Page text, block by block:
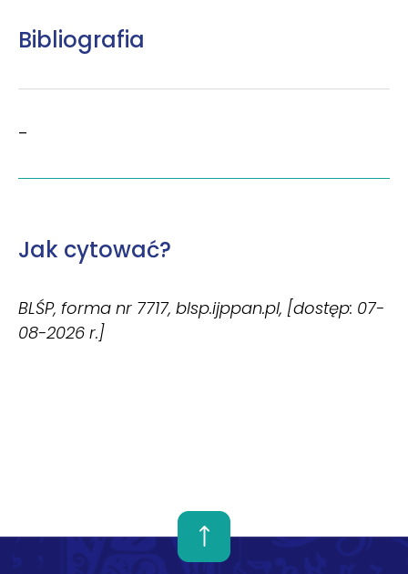
Bibliografia
–
Jak cytować?
BLŚP, forma nr 7717, blsp.ijppan.pl, [dostęp: 07-
08-2026 r.]